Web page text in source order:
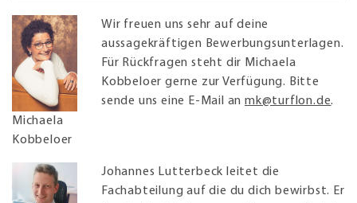
Michaela
Kobbeloer
Wir freuen uns sehr auf deine
aussagekräftigen Bewerbungsunterlagen.
Für Rückfragen steht dir Michaela
Kobbeloer gerne zur Verfügung. Bitte
sende uns eine E-Mail anmk@turflon.de.
Johannes Lutterbeck leitet die
Fachabteilung auf die du dich bewirbst. Er